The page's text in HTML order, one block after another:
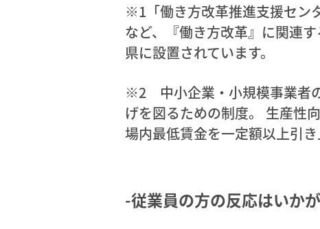
※1「働き方改革推進支援セン
など、『働き方改革』に関連
県に設置されています。
※2 中小企業・小規模事業者
げを図るための制度。 生産性
場内最低賃金を一定額以上引
-従業員の方の反応はいか